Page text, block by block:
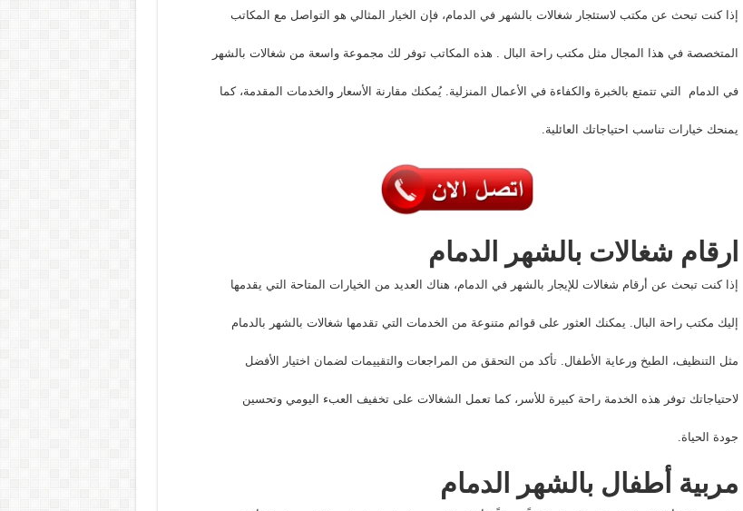
إذا كنت تبحث عن مكتب لاستئجار شغالات بالشهر في الدمام، فإن الخيار المثالي هو التواصل مع المكاتب
المتخصصة في هذا المجال مثل مكتب راحة البال . هذه المكاتب توفر لك مجموعة واسعة من شغالات بالشهر
في الدمام التي تتمتع بالخبرة والكفاءة في الأعمال المنزلية. يُمكنك مقارنة الأسعار والخدمات المقدمة، كما
يمنحك خيارات تناسب احتياجاتك العائلية.
ارقام شغالات بالشهر الدمام
إذا كنت تبحث عن أرقام شغالات للإيجار بالشهر في الدمام، هناك العديد من الخيارات المتاحة التي يقدمها
إليك مكتب راحة البال. يمكنك العثور على قوائم متنوعة من الخدمات التي تقدمها شغالات بالشهر بالدمام
مثل التنظيف، الطبخ ورعاية الأطفال. تأكد من التحقق من المراجعات والتقييمات لضمان اختيار الأفضل
لاحتياجاتك توفر هذه الخدمة راحة كبيرة للأسر، كما تعمل الشغالات على تخفيف العبء اليومي وتحسين
جودة الحياة.
مربية أطفال بالشهر الدمام